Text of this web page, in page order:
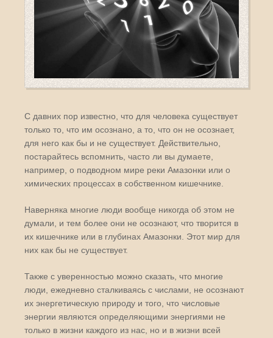
С давних пор известно, что для человека существует
только то, что им осознано, а то, что он не осознает,
для него как бы и не существует. Действительно,
постарайтесь вспомнить, часто ли вы думаете,
например, о подводном мире реки Амазонки или о
химических процессах в собственном кишечнике.
Наверняка многие люди вообще никогда об этом не
думали, и тем более они не осознают, что творится в
их кишечнике или в глубинах Амазонки. Этот мир для
них как бы не существует.
Также с уверенностью можно сказать, что многие
люди, ежедневно сталкиваясь с числами, не осознают
их энергетическую природу и того, что числовые
энергии являются определяющими энергиями не
только в жизни каждого из нас, но и в жизни всей